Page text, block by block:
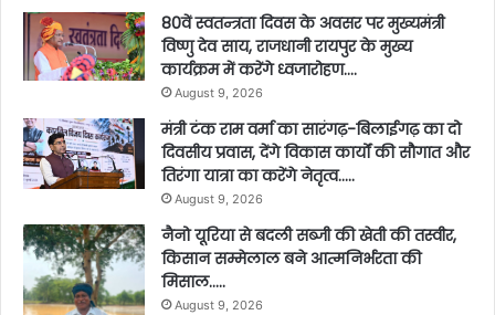
80वें स्वतन्त्रता दिवस के अवसर पर मुख्यमंत्री
विष्णु देव साय, राजधानी रायपुर के मुख्य
कार्यक्रम में करेंगे ध्वजारोहण….
August 9, 2026
मंत्री टंक राम वर्मा का सारंगढ़-बिलाईगढ़ का दो
दिवसीय प्रवास, देंगे विकास कार्यों की सौगात और
तिरंगा यात्रा का करेंगे नेतृत्व…..
August 9, 2026
नैनो यूरिया से बदली सब्जी की खेती की तस्वीर,
किसान सम्मेलाल बने आत्मनिर्भरता की
मिसाल…..
August 9, 2026